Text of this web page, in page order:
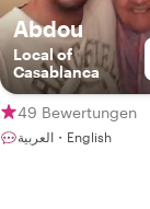
Abdou
Local of
Casablanca
49 Bewertungen
العربية・English